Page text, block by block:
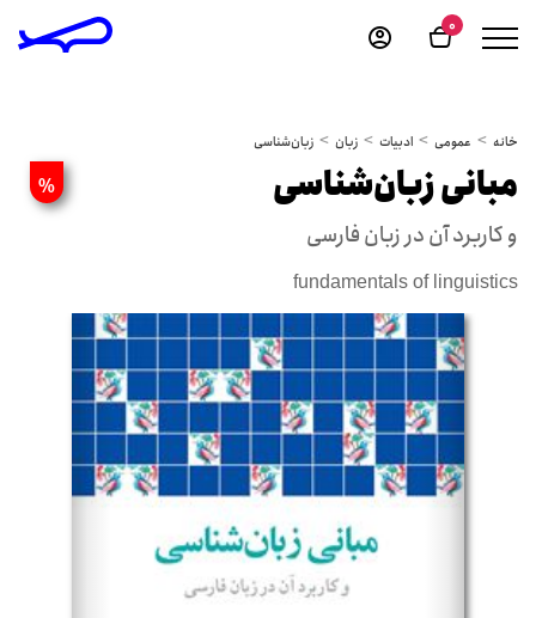
0
خانه عمومی ادبیات زبان زبان‌شناسی
% مبانی زبان‌شناسی
و کاربرد آن در زبان فارسی
fundamentals of linguistics